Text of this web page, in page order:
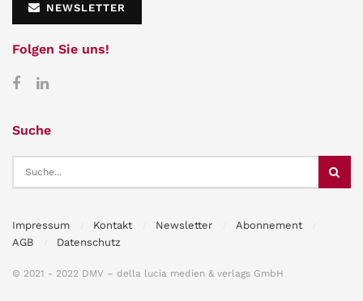
NEWSLETTER
Folgen Sie uns!
Suche
Impressum Kontakt Newsletter
Abonnement
AGB
Datenschutz
© 2021 - 2022 DMV – della lucia medien & verlags GmbH